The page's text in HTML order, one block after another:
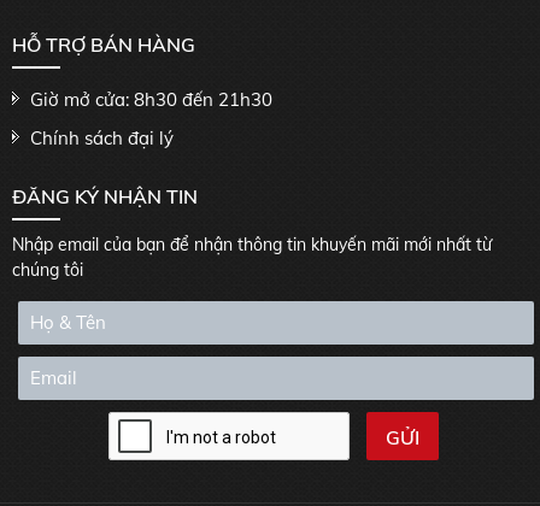
HỖ TRỢ BÁN HÀNG
Giờ mở cửa: 8h30 đến 21h30
Chính sách đại lý
ĐĂNG KÝ NHẬN TIN
Nhập email của bạn để nhận thông tin khuyến mãi mới nhất từ
chúng tôi